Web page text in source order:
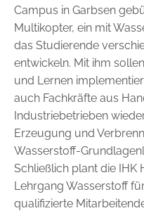
Campus in Garbsen
Multikopter, ein mit
das Studierende
entwickeln. Mit ihm
und Lernen
auch Fachkräfte aus
Industriebetrieben
Erzeugung und
Wasserstoff-
Schließlich plant die IHK
Lehrgang Wasserstoff
qualifizierte